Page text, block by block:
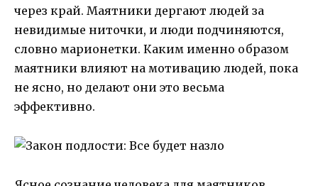
через край. Маятники дергают людей за
невидимые ниточки, и люди подчиняются,
словно марионетки. Каким именно образом
маятники влияют на мотивацию людей, пока
не ясно, но делают они это весьма
эффективно.